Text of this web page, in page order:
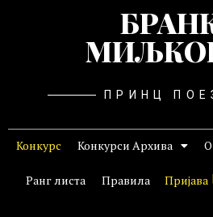
ПРИНЦ
Конкурс Конкурси Архива О
Ранг листа Правила Пријава